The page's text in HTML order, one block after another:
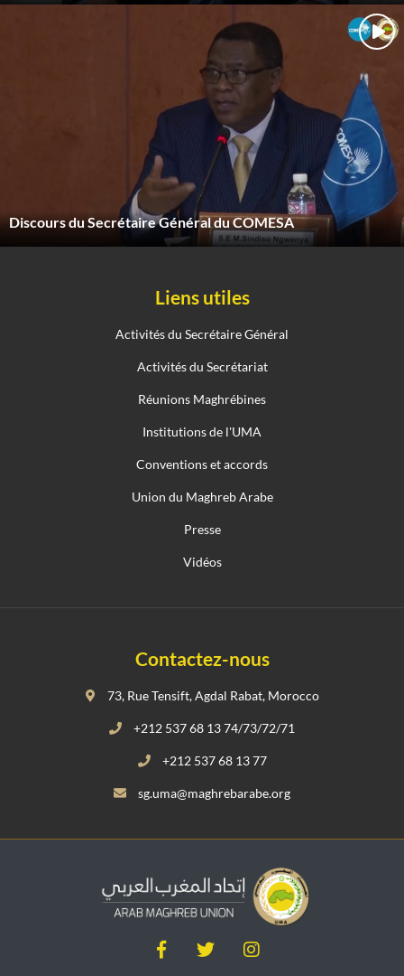
Discours du Secrétaire Général du COMESA
Liens utiles
Activités du Secrétaire Général
Activités du Secrétariat
Réunions Maghrébines
Institutions de l'UMA
Conventions et accords
Union du Maghreb Arabe
Presse
Vidéos
Contactez-nous
73, Rue Tensift, Agdal Rabat, Morocco
+212 537 68 13 74/73/72/71
+212 537 68 13 77
sg.uma@maghrebarabe.org